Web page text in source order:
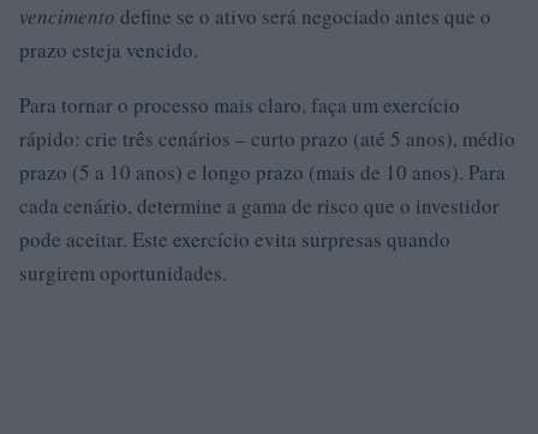
vencimento define se o ativo será negociado antes que o
prazo esteja vencido.
Para tornar o processo mais claro, faça um exercício
rápido: crie três cenários – curto prazo (até 5 anos), médio
prazo (5 a 10 anos) e longo prazo (mais de 10 anos). Para
cada cenário, determine a gama de risco que o investidor
pode aceitar. Este exercício evita surpresas quando
surgirem oportunidades.